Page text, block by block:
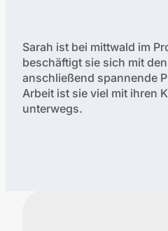
Sarah ist bei mittwald im
beschäftigt sie sich mit
anschließend spannende
Arbeit ist sie viel mit ihren
unterwegs.